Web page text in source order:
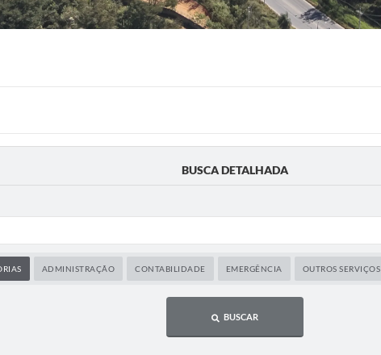
BUSCA DETALHADA
ADMINISTRAÇÃO CONTABILIDADE EMERGÊNCIA OUTROS SERVIÇOS
BUSCAR